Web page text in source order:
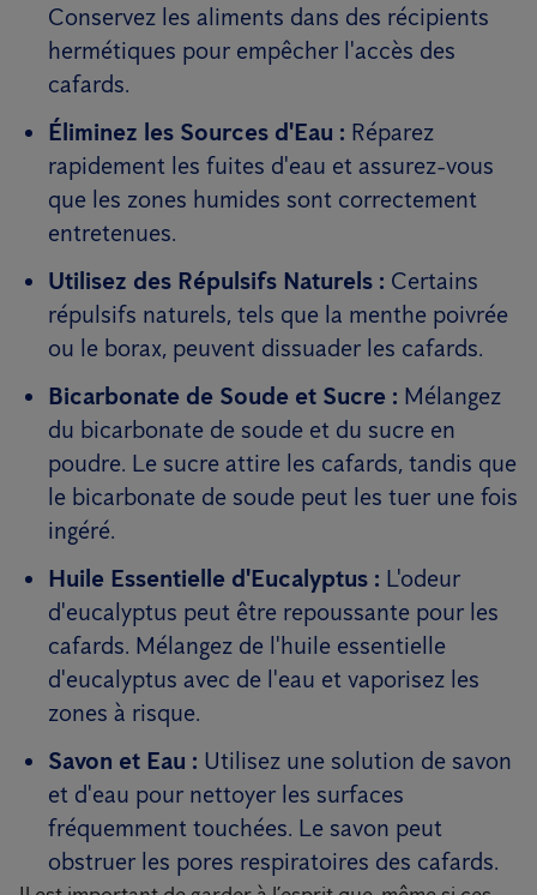
Conservez les aliments dans des récipients
hermétiques pour empêcher l'accès des
cafards.
Éliminez les Sources d'Eau : Réparez
rapidement les fuites d'eau et assurez-vous
que les zones humides sont correctement
entretenues.
Utilisez des Répulsifs Naturels : Certains
répulsifs naturels, tels que la menthe poivrée
ou le borax, peuvent dissuader les cafards.
Bicarbonate de Soude et Sucre : Mélangez
du bicarbonate de soude et du sucre en
poudre. Le sucre attire les cafards, tandis que
le bicarbonate de soude peut les tuer une fois
ingéré.
Huile Essentielle d'Eucalyptus : L'odeur
d'eucalyptus peut être repoussante pour les
cafards. Mélangez de l'huile essentielle
d'eucalyptus avec de l'eau et vaporisez les
zones à risque.
Savon et Eau : Utilisez une solution de savon
et d'eau pour nettoyer les surfaces
fréquemment touchées. Le savon peut
obstruer les pores respiratoires des cafards.